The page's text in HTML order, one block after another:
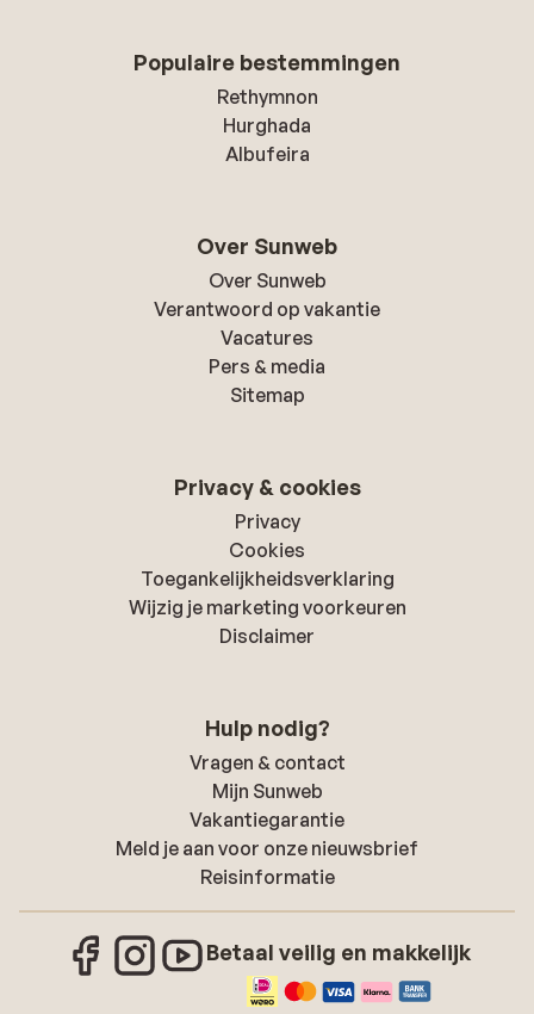
Populaire bestemmingen
Rethymnon
Hurghada
Albufeira
Over Sunweb
Over Sunweb
Verantwoord op vakantie
Vacatures
Pers & media
Sitemap
Privacy & cookies
Privacy
Cookies
Toegankelijkheidsverklaring
Wijzig je marketing voorkeuren
Disclaimer
Hulp nodig?
Vragen & contact
Mijn Sunweb
Vakantiegarantie
Meld je aan voor onze nieuwsbrief
Reisinformatie
Betaal veilig en makkelijk